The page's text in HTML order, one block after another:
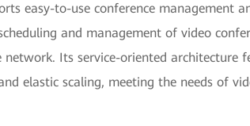
easy-to-use conference management
and management of video
network. Its service-oriented architecture
elastic scaling, meeting the needs of